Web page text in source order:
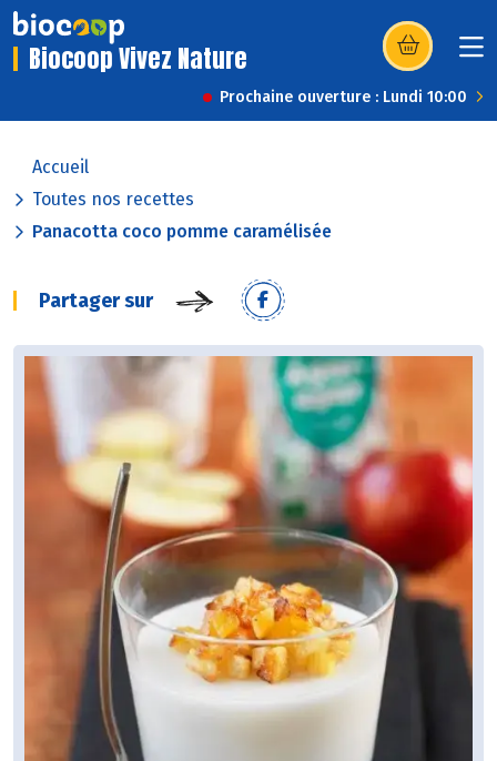
Biocoop Vivez Nature (s’ouvre dans
Prochaine ouverture : Lundi 10:00
Accueil
Toutes nos recettes
Panacotta coco pomme caramélisée
Partager sur